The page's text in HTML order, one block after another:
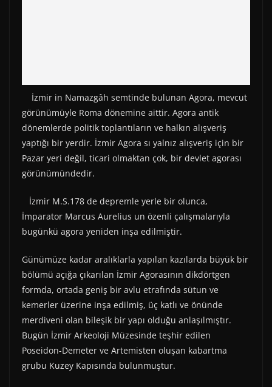
İzmir in Namazgâh semtinde bulunan Agora, mevcut
görünümüyle Roma dönemine aittir. Agora antik
dönemlerde politik toplantıların ve halkın alışveriş
yaptığı bir yerdir. İzmir Agora sı yalnız alışveriş için bir
Pazar yeri değil, ticari olmaktan çok, bir devlet agorası
görünümündedir.
İzmir M.S.178 de depremle yerle bir olunca,
İmparator Marcus Aurelius un özenli çalışmalarıyla
bugünkü agora yeniden inşa edilmiştir.
Günümüze kadar aralıklarla yapılan kazılarda büyük bir
bölümü açığa çıkarılan İzmir Agorasının dikdörtgen
formda, ortada geniş bir avlu etrafında sütun ve
kemerler üzerine inşa edilmiş, üç katlı ve önünde
merdiveni olan bileşik bir yapı olduğu anlaşılmıştır.
Bugün İzmir Arkeoloji Müzesinde teşhir edilen
Poseidon-Demeter ve Artemisten oluşan kabartma
grubu Kuzey Kapısında bulunmuştur.